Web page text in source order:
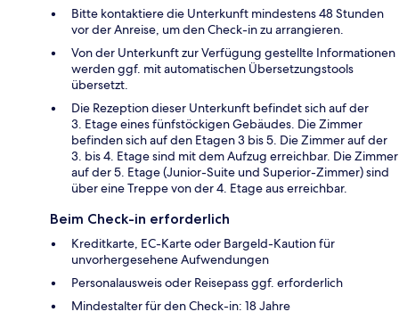
Bitte kontaktiere die Unterkunft mindestens 48 Stunden
vor der Anreise, um den Check-in zu arrangieren.
Von der Unterkunft zur Verfügung gestellte Informationen
werden ggf. mit automatischen Übersetzungstools
übersetzt.
Die Rezeption dieser Unterkunft befindet sich auf der
3. Etage eines fünfstöckigen Gebäudes. Die Zimmer
befinden sich auf den Etagen 3 bis 5. Die Zimmer auf der
3. bis 4. Etage sind mit dem Aufzug erreichbar. Die Zimmer
auf der 5. Etage (Junior-Suite und Superior-Zimmer) sind
über eine Treppe von der 4. Etage aus erreichbar.
Beim Check-in erforderlich
Kreditkarte, EC-Karte oder Bargeld-Kaution für
unvorhergesehene Aufwendungen
Personalausweis oder Reisepass ggf. erforderlich
Mindestalter für den Check-in: 18 Jahre